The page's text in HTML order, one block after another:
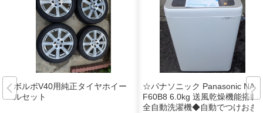
ボルボV40用純正タイヤホイー
ルセット
☆パナソニック Panasonic NA-
F60B8 6.0kg 送風乾燥機能搭載
全自動洗濯機◆自動でつけおき